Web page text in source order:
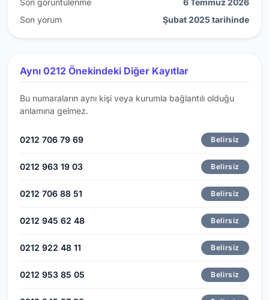
Son yorum
Şubat 2025 tarihinde
Aynı 0212 Önekindeki Diğer Kayıtlar
Bu numaraların aynı kişi veya kurumla bağlantılı olduğu
anlamına gelmez.
0212 706 79 69 Belirsiz
0212 963 19 03 Belirsiz
0212 706 88 51 Belirsiz
0212 945 62 48 Belirsiz
0212 922 48 11 Belirsiz
0212 953 85 05 Belirsiz